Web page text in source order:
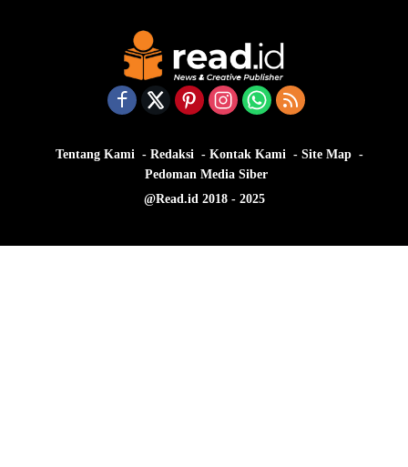
Tentang Kami Redaksi Kontak Kami
Site Map
Pedoman Media Siber
@Read.id 2018 - 2025